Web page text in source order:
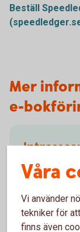
Beställ
Mer
e-
Fyll i
e-bokföring
Våra
Vi använder
tekniker för
finns även